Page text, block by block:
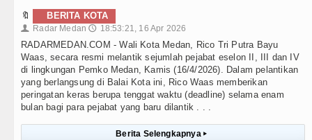
🔖 BERITA KOTA
👤 Radar Medan 🕔 18:53:21, 16 Apr 2026
RADARMEDAN.COM - Wali Kota Medan, Rico Tri Putra Bayu
Waas, secara resmi melantik sejumlah pejabat eselon II, III dan IV
di lingkungan Pemko Medan, Kamis (16/4/2026). Dalam pelantikan
yang berlangsung di Balai Kota ini, Rico Waas memberikan
peringatan keras berupa tenggat waktu (deadline) selama enam
bulan bagi para pejabat yang baru dilantik . . .
Berita Selengkapnya ▸